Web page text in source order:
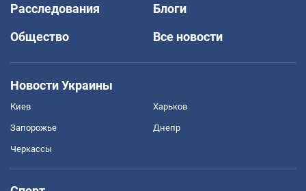
Расследования
Блоги
Общество
Все новости
Новости Украины
Киев Харьков
Запорожье Днепр
Черкассы